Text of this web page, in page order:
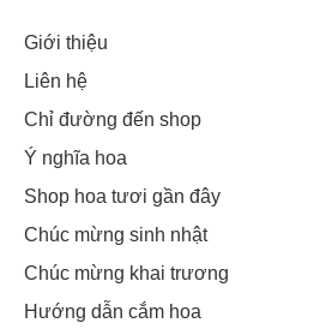
Giới thiệu
Liên hệ
Chỉ đường đến shop
Ý nghĩa hoa
Shop hoa tươi gần đây
Chúc mừng sinh nhật
Chúc mừng khai trương
Hướng dẫn cắm hoa